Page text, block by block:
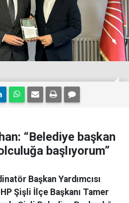
“Belediye başkan
başlıyorum”
Başkan Yardımcısı
Şişli İlçe Başkanı Tamer